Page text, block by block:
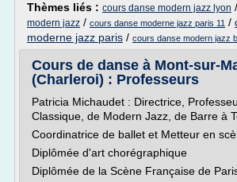
Thèmes liés : cours danse modern jazz lyon /
modern jazz / cours danse moderne jazz paris 11 /
moderne jazz paris / cours danse modern jazz
Cours de danse à Mont-sur-
(Charleroi) : Professeurs
Patricia Michaudet : Directrice,
Classique, de Modern Jazz, de Barre à
Coordinatrice de ballet et Metteur en
Diplômée d'art chorégraphique
Diplômée de la Scène Française de